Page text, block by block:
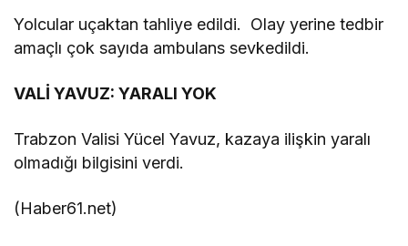
Yolcular uçaktan tahliye edildi. Olay yerine tedbir
amaçlı çok sayıda ambulans sevkedildi.
VALİ YAVUZ: YARALI YOK
Trabzon Valisi Yücel Yavuz, kazaya ilişkin yaralı
olmadığı bilgisini verdi.
(Haber61.net)